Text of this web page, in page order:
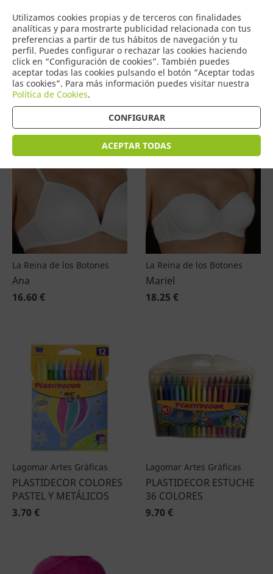
Utilizamos cookies propias y de terceros con finalidades
analíticas y para mostrarte publicidad relacionada con tus
preferencias a partir de tus hábitos de navegación y tu
perfil. Puedes configurar o rechazar las cookies haciendo
click en “Configuración de cookies”. También puedes
aceptar todas las cookies pulsando el botón “Aceptar todas
las cookies”. Para más información puedes visitar nuestra
Política de Cookies.
CONFIGURAR
ACEPTAR TODAS
0
COMERCIO
DE TORRIJOS
Productos (4577)
Ordenar por precio
La Reina de los Botones
Ana
16.60 €
La Reina de los Botones
Mariel
18.25 €
Lagomar Artes Gráficas
PLASTIDECOR COLORES
PASTEL Y METÁLICOS
3.70 €
Lagomar Artes Gráficas
PLASTIDECOR ESTUCHE
36 COLORES
9.70 €